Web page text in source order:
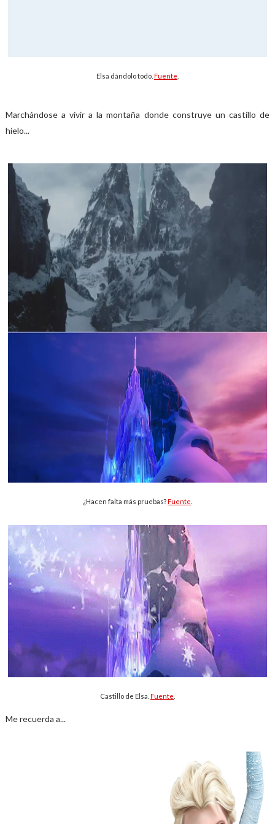
Elsa dándolo todo. Fuente
Marchándose a vivir a la montaña donde construye un castillo de
hielo...
¿Hacen falta más pruebas?Fuente
Castillo de Elsa. Fuente
Me recuerda a...